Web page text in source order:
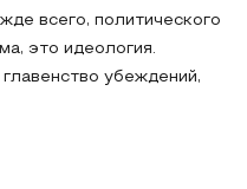
всего, политического
это идеология.
убеждений,